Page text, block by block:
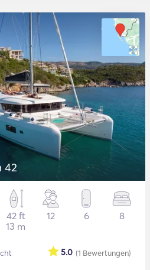
42
42 ft
13 m
12 6 8
(1 Bewertungen)
5.0